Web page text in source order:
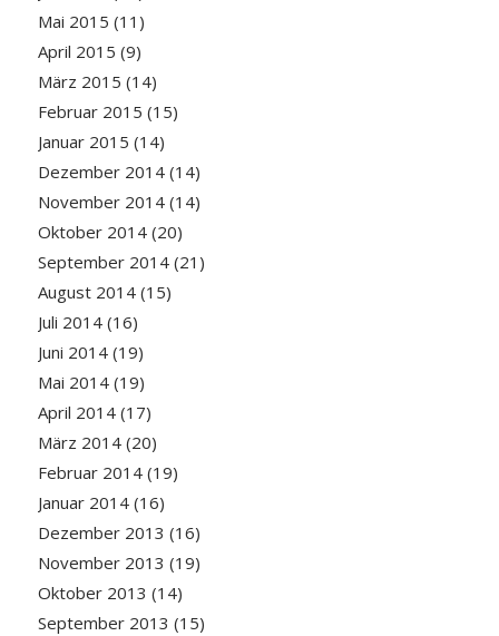
Mai 2015 (11)
April 2015 (9)
März 2015 (14)
Februar 2015 (15)
Januar 2015 (14)
Dezember 2014(14)
November 2014(14)
Oktober 2014(20)
September 2014(21)
August 2014(15)
Juli 2014(16)
Juni 2014(19)
Mai 2014(19)
April 2014(17)
März 2014(20)
Februar 2014(19)
Januar 2014(16)
Dezember 2013 (16)
November 2013 (19)
Oktober 2013 (14)
September 2013 (15)